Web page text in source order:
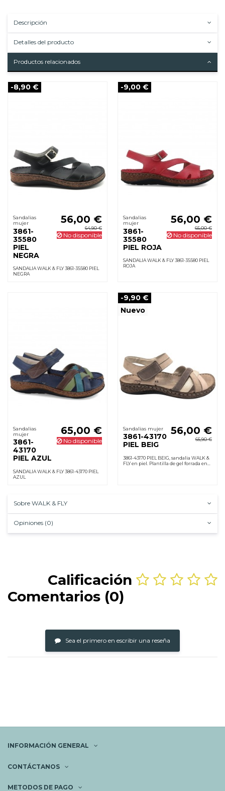
Descripción
Detalles del producto
Productos relacionados
-8,90 €
Sandalias
mujer
3861-
35580
PIEL
NEGRA
56,00 €
64,90 €
No disponible
SANDALIA WALK & FLY 3861-35580 PIEL
NEGRA
-9,00 €
Sandalias
mujer
3861-
35580
PIEL ROJA
56,00 €
65,00 €
No disponible
SANDALIA WALK & FLY 3861-35580 PIEL
ROJA
Sandalias
mujer
3861-
43170
PIEL AZUL
65,00 €
No disponible
SANDALIA WALK & FLY 3861-43170 PIEL
AZUL
-9,90 €
Nuevo
Sandalias mujer
3861-43170
PIEL BEIG
56,00 €
65,90 €
3861-43170 PIEL BEIG, sandalia WALK &
FLY en piel. Plantilla de gel forrada en
Sobre WALK & FLY
Opiniones (0)
Calificación
Comentarios (0)
Sea el primero en escribir una reseña
INFORMACIÓN GENERAL
CONTÁCTANOS
METODOS DE PAGO